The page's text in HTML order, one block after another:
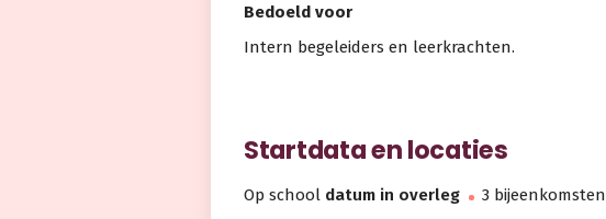
Bedoeld voor
Intern begeleiders en leerkrachten.
Startdata en locaties
Op school datum in overleg 3 bijeenkomsten